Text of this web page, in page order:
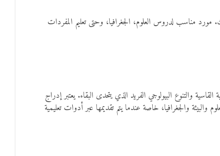
مورد مناسب لدروس العلوم، الجغرافيا، وحتى تعليم المفردات
والتنوع البيولوجي الفريد الذي يتحدى البقاء. يعتبر إدراج
والبيئة والجغرافيا، خاصة عندما يتم تقديمها عبر أدوات تعليمية